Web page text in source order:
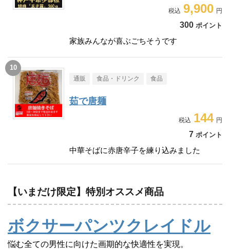
9,900
300 ポイント
家族みんなが喜ぶごちそうです
通販 食品・ドリンク 食品
茹で唐麺
144
7 ポイント
中華そばに赤唐辛子を練り込みました
【いまだけ限定】特別オススメ商品
ボクサーパンツクレイドル
悩む全ての男性に向けた画期的な快適性を実現。